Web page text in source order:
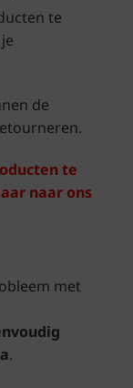
te
de
te
naar ons
met
.